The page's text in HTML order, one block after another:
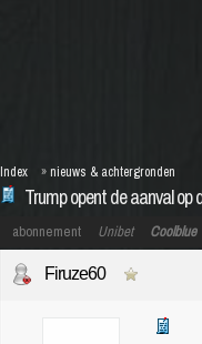
Trump opent de aanval op
Index » nieuws & achtergronden
abonnement Unibet Coolblue
Firuze60